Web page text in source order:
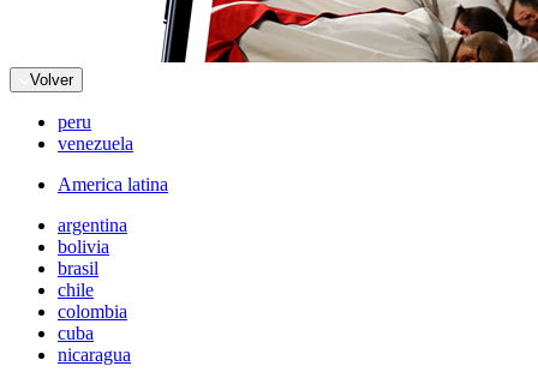
Volver
peru
venezuela
America latina
argentina
bolivia
brasil
chile
colombia
cuba
nicaragua